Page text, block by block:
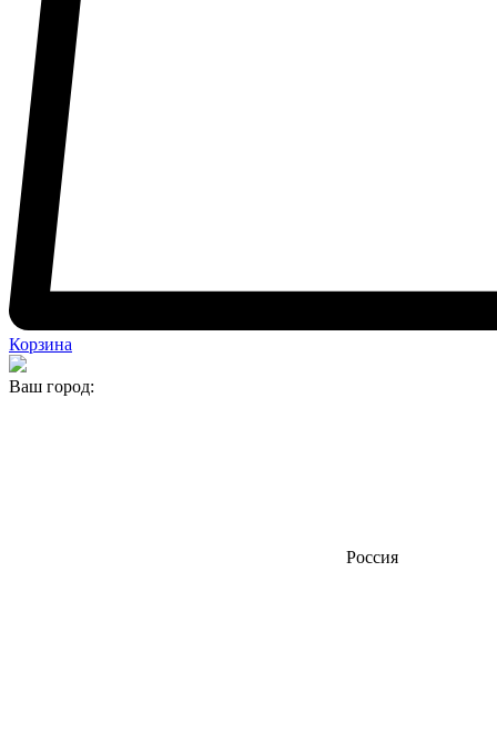
Корзина
Ваш город:
Россия